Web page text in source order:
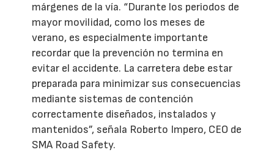
márgenes de la vía. “Durante los periodos de
mayor movilidad, como los meses de
verano, es especialmente importante
recordar que la prevención no termina en
evitar el accidente. La carretera debe estar
preparada para minimizar sus consecuencias
mediante sistemas de contención
correctamente diseñados, instalados y
mantenidos”, señala Roberto Impero, CEO de
SMA Road Safety.